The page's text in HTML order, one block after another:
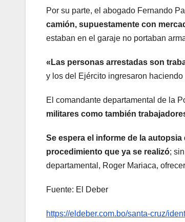
Por su parte, el abogado Fernando
camión, supuestamente con
estaban en el garaje no portaban
«Las personas arrestadas son
y los del Ejército ingresaron
El comandante departamental de la
militares como también
Se espera el informe de la
procedimiento que ya se realizó;
departamental, Roger Mariaca,
Fuente: El Deber
https://eldeber.com.bo/santa-cruz/